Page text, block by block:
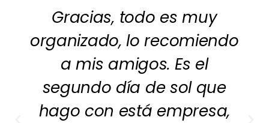
Gracias, todo es muy
organizado, lo recomiendo
a mis amigos. Es el
segundo día de sol que
hago con está empresa,